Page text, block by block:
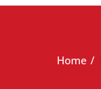
Home